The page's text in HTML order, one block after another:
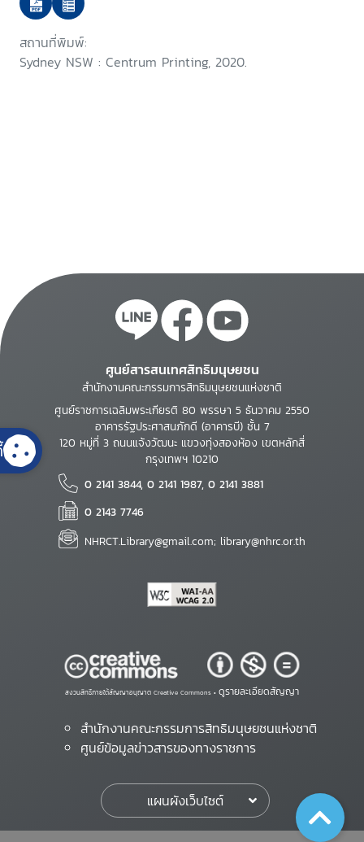
สถานที่พิมพ์:
Sydney NSW : Centrum Printing, 2020.
ศูนย์สารสนเทศสิทธิมนุษยชน
สำนักงานคณะกรรมการสิทธิมนุษยชนแห่งชาติ
ศูนย์ราชการเฉลิมพระเกียรติ 80 พรรษา 5 ธันวาคม 2550
อาคารรัฐประศาสนภักดี (อาคารบี) ชั้น 7
120 หมู่ที่ 3 ถนนแจ้งวัฒนะ แขวงทุ่งสองห้อง เขตหลักสี่
กรุงเทพฯ 10210
0 2141 3844, 0 2141 1987, 0 2141 3881
0 2143 7746
NHRCT.Library@gmail.com; library@nhrc.or.th
สงวนสิทธิ์ภายใต้สัญญาอนุญาต Creative Commons • ดูรายละเอียดสัญญา
สำนักงานคณะกรรมการสิทธิมนุษยชนแห่งชาติ
ศูนย์ข้อมูลข่าวสารของทางราชการ
แผนผังเว็บไซต์